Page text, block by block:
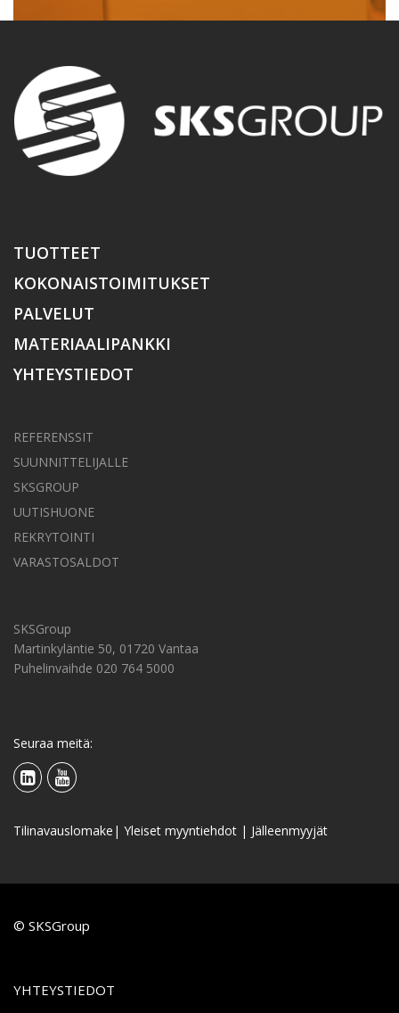
TUOTTEET
KOKONAISTOIMITUKSET
PALVELUT
MATERIAALIPANKKI
YHTEYSTIEDOT
REFERENSSIT
SUUNNITTELIJALLE
SKSGROUP
UUTISHUONE
REKRYTOINTI
VARASTOSALDOT
SKSGroup
Martinkyläntie 50, 01720 Vantaa
Puhelinvaihde 020 764 5000
Seuraa meitä:
Tilinavauslomake | Yleiset myyntiehdot | Jälleenmyyjät
© SKSGroup
YHTEYSTIEDOT